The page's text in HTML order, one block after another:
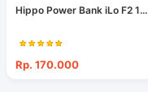
Hippo Power Bank iLo F2 1...
Rp. 170.000